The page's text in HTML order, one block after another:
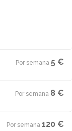
Por semana·5 €
Por semana·8 €
Por semana·120 €